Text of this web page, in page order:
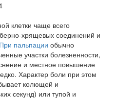
работников в
ближайшие годы. Она
заявила об этом на
кардиотоксичность
Федеральная служба по
клетки чаще всего
хрящевых соединений и
При пальпации обычно
участки бо­лезненности,
и местное повышение
Характер боли при этом
колющей и
се­кунд) или тупой и